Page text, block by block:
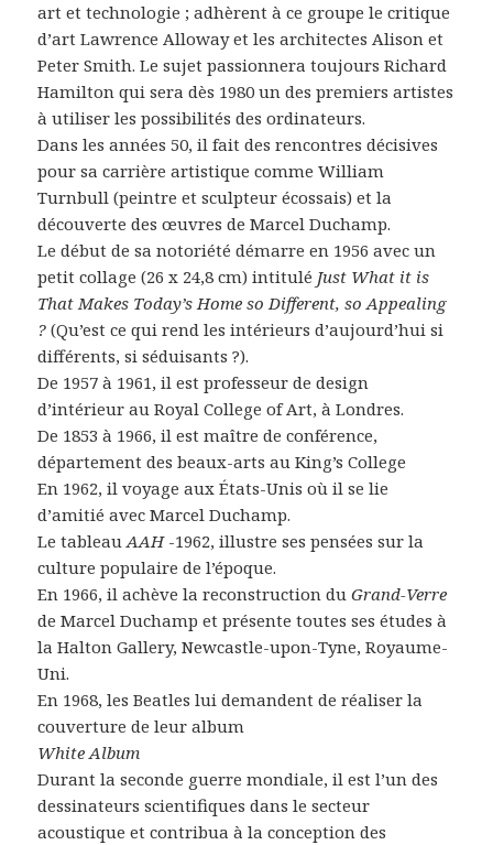
art et technologie ; adhèrent à ce groupe le critique
d’art Lawrence Alloway et les architectes Alison et
Peter Smith. Le sujet passionnera toujours Richard
Hamilton qui sera dès 1980 un des premiers artistes
à utiliser les possibilités des ordinateurs.
Dans les années 50, il fait des rencontres décisives
pour sa carrière artistique comme William
Turnbull (peintre et sculpteur écossais) et la
découverte des œuvres de Marcel Duchamp.
Le début de sa notoriété démarre en 1956 avec un
petit collage (26 x 24,8 cm) intitulé Just What it is
That Makes Today’s Home so Different, so Appealing
? (Qu’est ce qui rend les intérieurs d’aujourd’hui si
différents, si séduisants ?).
De 1957 à 1961, il est professeur de design
d’intérieur au Royal College of Art, à Londres.
De 1853 à 1966, il est maître de conférence,
département des beaux-arts au King’s College
En 1962, il voyage aux États-Unis où il se lie
d’amitié avec Marcel Duchamp.
Le tableauAAH -1962, illustre ses pensées sur la
culture populaire de l’époque.
En 1966, il achève la reconstruction duGrand-Verre
de Marcel Duchamp et présente toutes ses études à
la Halton Gallery, Newcastle-upon-Tyne, Royaume-
Uni.
En 1968, les Beatles lui demandent de réaliser la
couverture de leur album
White Album
Durant la seconde guerre mondiale, il est l’un des
dessinateurs scientifiques dans le secteur
acoustique et contribua à la conception des